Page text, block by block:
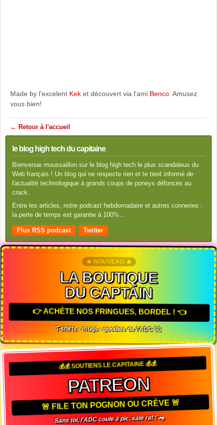
Made by l'excelent Kek et découvert via l'ami Benco . Amusez
vous bien!
← Retour à l'accueil
le blog high tech du capitaine
Bienvenue moussaillon sur le blog high tech le plus scandaleux du
Web français ! Un blog qui ne respecte rien et te tient informé de
l'actualité technologique à grands coups de poneys défoncés au
crack.
Entre les articles, notre podcast hebdomadaire et autres conneries :
la perte de temps est garantie à 100%…
Flux RSS podcast Twitter
🔥 NOUVEAU 🔥
LA BOUTIQUE
DU CAPTAIN
👉 ACHÈTE NOS FRINGUES, BORDEL ! 👈
T-shirts · mugs · goodies de l'ADC 🏴‍☠️
💰💰 SOUTIENS LE CAPITAINE 💰💰
PATREON
🚨 FILE TON POGNON OU CRÈVE 🚨
Sans toi, l'ADC coule à pic, sale rat ! 🐀